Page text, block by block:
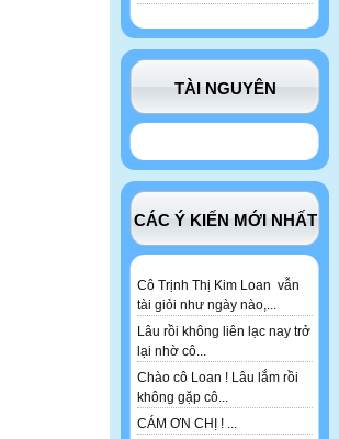
TÀI NGUYÊN
CÁC Ý KIẾN MỚI NHẤT
Cô Trịnh Thị Kim Loan vẫn
tài giỏi như ngày nào,...
Lâu rồi không liên lạc nay trở
lại nhờ cô...
Chào cô Loan ! Lâu lắm rồi
không gặp cô...
CÁM ƠN CHỊ ! ...